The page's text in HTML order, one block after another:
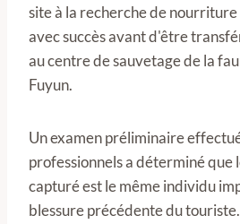
site à la recherche de
avec succès avant d'être
au centre de sauvetage de la
Fuyun.
Un examen préliminaire
professionnels a déterminé que
capturé est le même individu
blessure précédente du